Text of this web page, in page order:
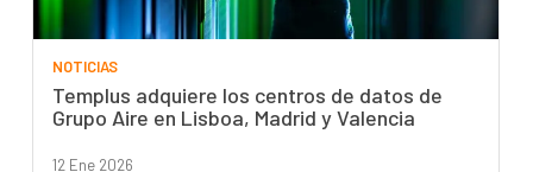
NOTICIAS
Templus adquiere los centros de datos de
Grupo Aire en Lisboa, Madrid y Valencia
12 Ene 2026